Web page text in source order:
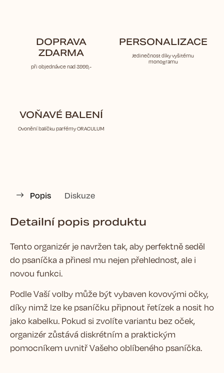
DOPRAVA
ZDARMA
při objednávce nad 3999,-
PERSONALIZACE
Jedinečnost díky vyšitému
monogramu
VOŇAVÉ BALENÍ
Ovonění balíčku parfémy ORACULUM
Popis Diskuze
Detailní popis produktu
Tento organizér je navržen tak, aby perfektně seděl
do psaníčka a přinesl mu nejen přehlednost, ale i
novou funkci.
Podle Vaší volby může být vybaven kovovými očky,
díky nimž lze ke psaníčku připnout řetízek a nosit ho
jako kabelku. Pokud si zvolíte variantu bez oček,
organizér zůstává diskrétním a praktickým
pomocníkem uvnitř Vašeho oblíbeného psaníčka.